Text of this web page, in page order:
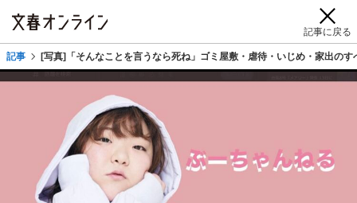
記事に戻る
記事 [写真]「そんなことを言うなら死ね」ゴミ屋敷・虐待・いじめ・家出の